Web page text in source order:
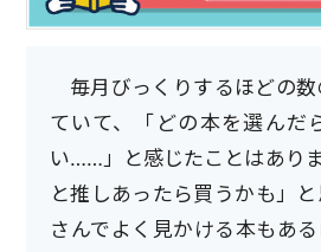
毎月びっくりするほどの
ていて、「どの本を選んだ
い……」と感じたことはあり
と推しあったら買うかも」
さんでよく見かける本もあ